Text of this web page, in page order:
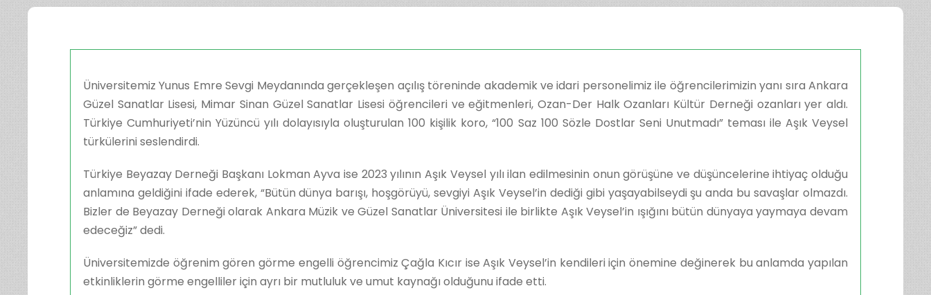
Üniversitemiz Yunus Emre Sevgi Meydanında gerçekleşen açılış töreninde akademik ve idari personelimiz ile öğrencilerimizin yanı sıra Ankara
Güzel Sanatlar Lisesi, Mimar Sinan Güzel Sanatlar Lisesi öğrencileri ve eğitmenleri, Ozan-Der Halk Ozanları Kültür Derneği ozanları yer aldı.
Türkiye Cumhuriyeti’nin Yüzüncü yılı dolayısıyla oluşturulan 100 kişilik koro, “100 Saz 100 Sözle Dostlar Seni Unutmadı” teması ile Aşık Veysel
türkülerini seslendirdi.
Türkiye Beyazay Derneği Başkanı Lokman Ayva ise 2023 yılının Aşık Veysel yılı ilan edilmesinin onun görüşüne ve düşüncelerine ihtiyaç olduğu
anlamına geldiğini ifade ederek, “Bütün dünya barışı, hoşgörüyü, sevgiyi Aşık Veysel’in dediği gibi yaşayabilseydi şu anda bu savaşlar olmazdı.
Bizler de Beyazay Derneği olarak Ankara Müzik ve Güzel Sanatlar Üniversitesi ile birlikte Aşık Veysel’in ışığını bütün dünyaya yaymaya devam
edeceğiz” dedi.
Üniversitemizde öğrenim gören görme engelli öğrencimiz Çağla Kıcır ise Aşık Veysel’in kendileri için önemine değinerek bu anlamda yapılan
etkinliklerin görme engelliler için ayrı bir mutluluk ve umut kaynağı olduğunu ifade etti.